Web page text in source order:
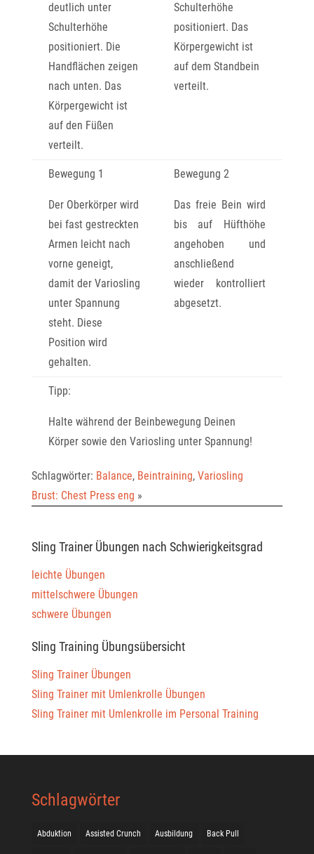
deutlich unter
Schulterhöhe
positioniert. Die
Handflächen zeigen
nach unten. Das
Körpergewicht ist
auf den Füßen
verteilt.
Schulterhöhe
positioniert. Das
Körpergewicht ist
auf dem Standbein
verteilt.
Bewegung 1
Der Oberkörper wird
bei fast gestreckten
Armen leicht nach
vorne geneigt,
damit der Variosling
unter Spannung
steht. Diese
Position wird
gehalten.
Bewegung 2
Das freie Bein wird
bis auf Hüfthöhe
angehoben und
anschließend
wieder kontrolliert
abgesetzt.
Tipp:
Halte während der Beinbewegung Deinen
Körper sowie den Variosling unter Spannung!
Schlagwörter: Balance, Beintraining, Variosling
Brust: Chest Press eng »
Sling Trainer Übungen nach Schwierigkeitsgrad
leichte Übungen
mittelschwere Übungen
schwere Übungen
Sling Training Übungsübersicht
Sling Trainer Übungen
Sling Trainer mit Umlenkrolle Übungen
Sling Trainer mit Umlenkrolle im Personal Training
Schlagwörter
Abduktion Assisted Crunch Ausbildung Back Pull